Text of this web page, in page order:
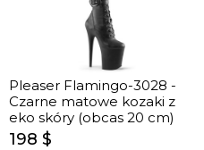
Pleaser Flamingo-3028 -
Czarne matowe kozaki z
eko skóry (obcas 20 cm)
198 $